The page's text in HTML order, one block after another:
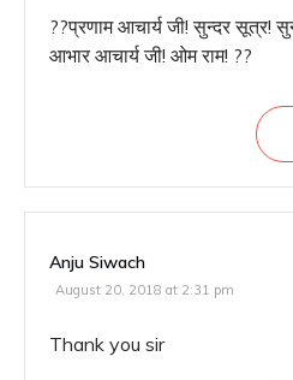
??प्रणाम आचार्य जी! सुन्दर सूत्र!
आभार आचार्य जी! ओम राम! ??
Anju Siwach
August 20, 2018 at 2:31 pm
Thank you sir